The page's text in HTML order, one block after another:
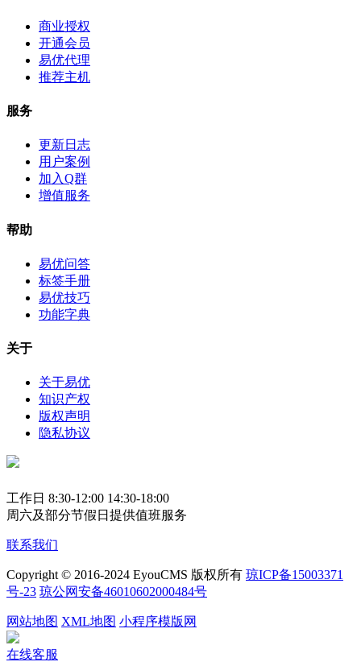
商业授权
开通会员
易优代理
推荐主机
服务
更新日志
用户案例
加入Q群
增值服务
帮助
易优问答
标签手册
易优技巧
功能字典
关于
关于易优
知识产权
版权声明
隐私协议
工作日 8:30-12:00 14:30-18:00
周六及部分节假日提供值班服务
联系我们
Copyright © 2016-2024 EyouCMS 版权所有 琼ICP备15003371
号-23 琼公网安备46010602000484号
网站地图 XML地图 小程序模版网
在线客服